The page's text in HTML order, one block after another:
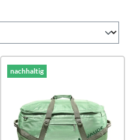
nachhaltig